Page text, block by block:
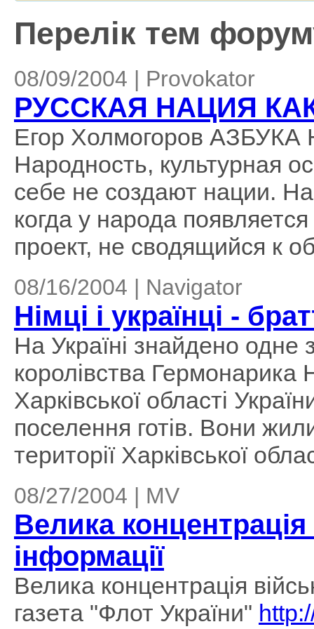
Перелік тем
08/09/2004 | Provokator
РУССКАЯ НАЦИЯ
Егор Холмогоров
Народность, культурная
себе не создают нации.
когда у народа
проект, не сводящийся к
08/16/2004 | Navigator
Німці і українці -
На Україні знайдено одне
королівства Гермонарика
Харківської області
поселення готів. Вони
території Харківської
08/27/2004 | MV
Велика концентрація
інформації
Велика концентрація
газета "Флот України"